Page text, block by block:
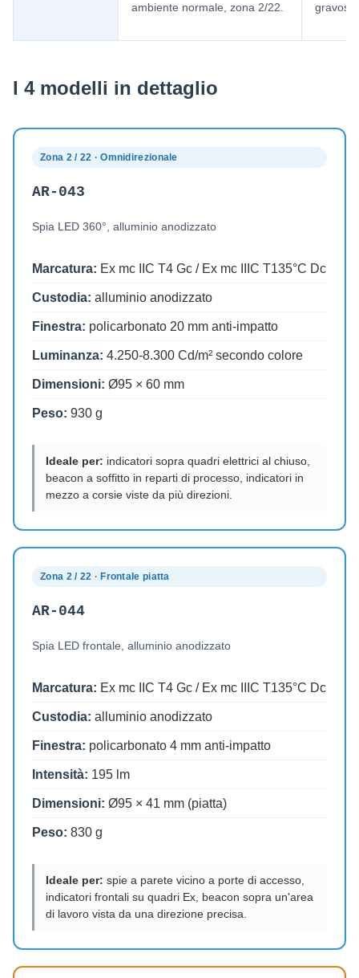
ambiente normale, zona 2/22.
I 4 modelli in dettaglio
Zona 2 / 22 · Omnidirezionale
AR-043
Spia LED 360°, alluminio anodizzato
Marcatura: Ex mc IIC T4 Gc / Ex mc IIIC T135°C Dc
Custodia: alluminio anodizzato
Finestra: policarbonato 20 mm anti-impatto
Luminanza: 4.250-8.300 Cd/m² secondo colore
Dimensioni: Ø95 × 60 mm
Peso: 930 g
Ideale per: indicatori sopra quadri elettrici al chiuso,
beacon a soffitto in reparti di processo, indicatori in
mezzo a corsie viste da più direzioni.
Zona 2 / 22 · Frontale piatta
AR-044
Spia LED frontale, alluminio anodizzato
Marcatura: Ex mc IIC T4 Gc / Ex mc IIIC T135°C Dc
Custodia: alluminio anodizzato
Finestra: policarbonato 4 mm anti-impatto
Intensità: 195 lm
Dimensioni: Ø95 × 41 mm (piatta)
Peso: 830 g
Ideale per: spie a parete vicino a porte di accesso,
indicatori frontali su quadri Ex, beacon sopra un'area
di lavoro vista da una direzione precisa.